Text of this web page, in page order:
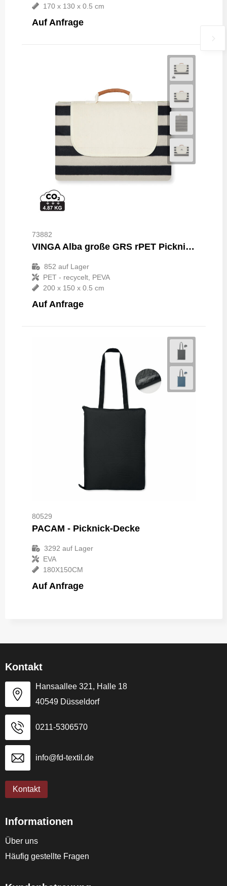
170 x 130 x 0.5 cm
Auf Anfrage
73882
VINGA Alba große GRS rPET Picknickdecke
852 auf Lager
PET - recycelt, PEVA
200 x 150 x 0.5 cm
Auf Anfrage
80529
PACAM - Picknick-Decke
3292 auf Lager
EVA
180X150CM
Auf Anfrage
Kontakt
Hansaallee 321, Halle 18
40549 Düsseldorf
0211-5306570
info@fd-textil.de
Kontakt
Informationen
Über uns
Häufig gestellte Fragen